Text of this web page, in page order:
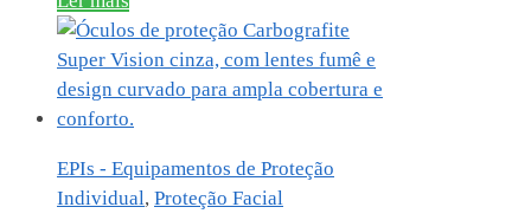
EPIs - Equipamentos de Proteção
Individual, Proteção Facial